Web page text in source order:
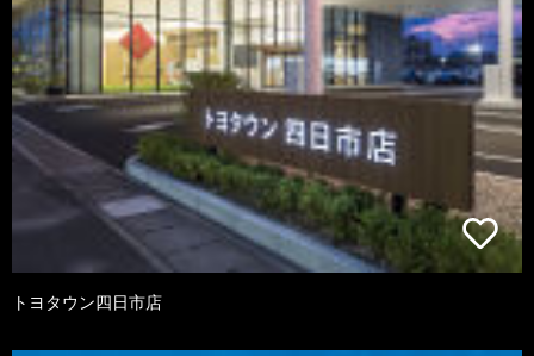
トヨタウン四日市店